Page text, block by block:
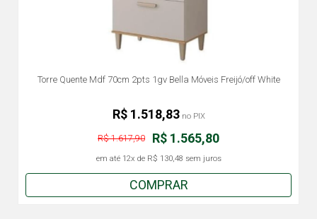
Torre Quente Mdf 70cm 2pts 1gv Bella Móveis Freijó/off White
R$ 1.565,80
R$ 1.617,90
em até 12x de R$ 130,48 sem juros
R$ 1.518,83no PIX
COMPRAR